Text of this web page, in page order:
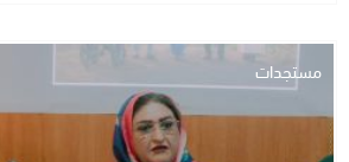
مستجدات